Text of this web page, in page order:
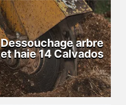
Dessouchage arbre
et haie 14 Calvados